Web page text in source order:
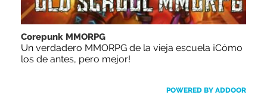
Corepunk MMORPG
Un verdadero MMORPG de la vieja escuela ¡Cómo
los de antes, pero mejor!
POWERED BY ADDOOR